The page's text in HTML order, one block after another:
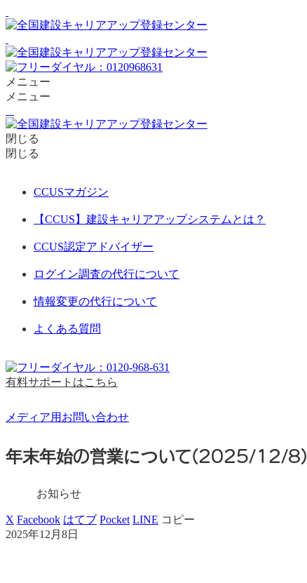
メニュー
メニュー
閉じる
閉じる
CCUSマガジン
【CCUS】建設キャリアアップシステムとは？
CCUS認定アドバイザー
ログイン調査の代行について
情報変更の代行について
よくある質問
有料サポートはこちら
メディア用お問い合わせ
年末年始の営業について(2025/12/8)
お知らせ
X Facebook はてブ Pocket LINE コピー
2025年12月8日